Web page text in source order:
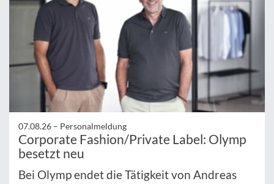
07.08.26 – Personalmeldung
Corporate Fashion/Private Label: Olymp
besetzt neu
Bei Olymp endet die Tätigkeit von Andreas